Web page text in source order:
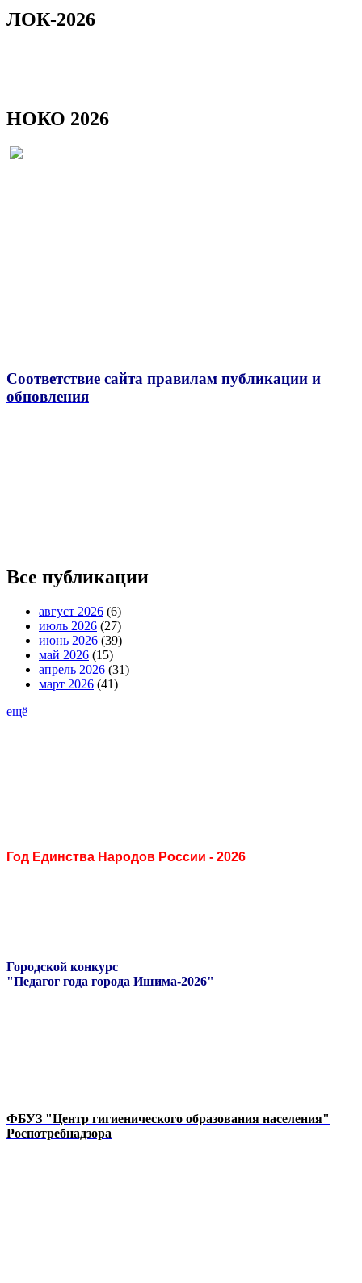
ЛОК-2026
НОКО 2026
Соответствие сайта правилам публикации и
обновления
Все публикации
август 2026 (6)
июль 2026 (27)
июнь 2026 (39)
май 2026 (15)
апрель 2026 (31)
март 2026 (41)
ещё
Год Единства Народов России - 2026
Городской конкурс
"Педагог года города Ишима-2026"
ФБУЗ "Центр гигиенического образования населения"
Роспотребнадзора